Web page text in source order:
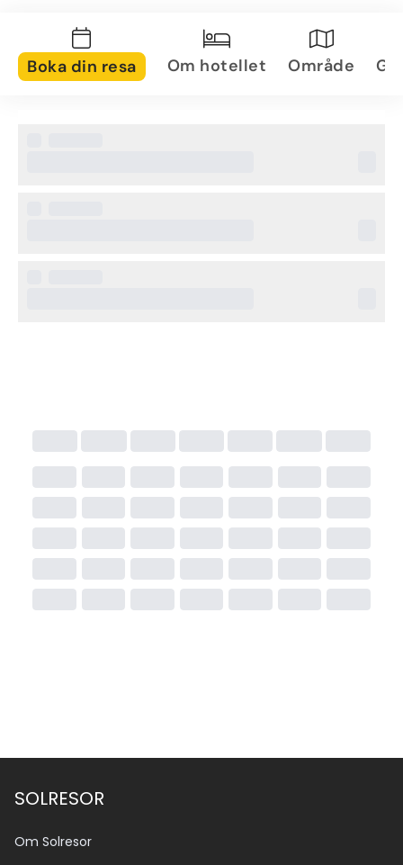
Boka din resa Om hotellet Område
SOLRESOR
Om Solresor